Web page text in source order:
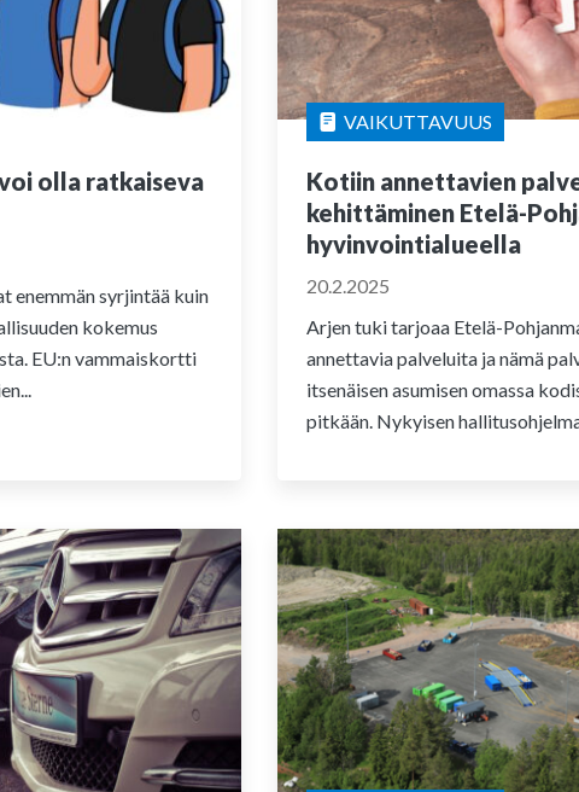
olla ratkaiseva
enemmän syrjintää kuin
kokemus
EU:n vammaiskortti
VAIKUTTAVUUS
Kotiin annettavien
kehittäminen Etelä-
hyvinvointialueella
20.2.2025
Arjen tuki tarjoaa Etelä-
annettavia palveluita ja nämä
itsenäisen asumisen omassa
pitkään. Nykyisen